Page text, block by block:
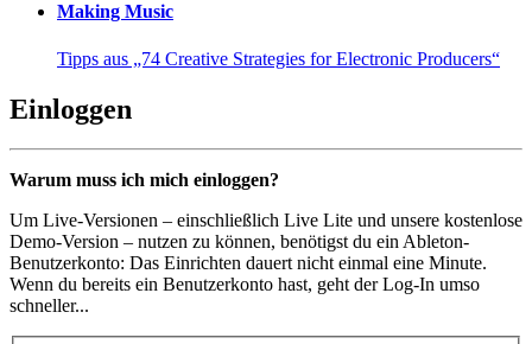
Making Music
Tipps aus „74 Creative Strategies for Electronic Producers“
Einloggen
Warum muss ich mich einloggen?
Um Live-Versionen – einschließlich Live Lite und unsere kostenlose
Demo-Version – nutzen zu können, benötigst du ein Ableton-
Benutzerkonto: Das Einrichten dauert nicht einmal eine Minute.
Wenn du bereits ein Benutzerkonto hast, geht der Log-In umso
schneller...